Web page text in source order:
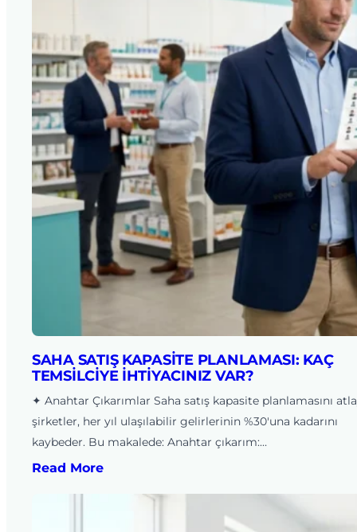
SAHA SATIŞ KAPASITE PLANLAMASI: KAÇ
TEMSILCIYE İHTIYACINIZ VAR?
✦ Anahtar Çıkarımlar Saha satış kapasite planlamasını
şirketler, her yıl ulaşılabilir gelirlerinin %30'una kadarını
kaybeder. Bu makalede: Anahtar çıkarım:…
Read More